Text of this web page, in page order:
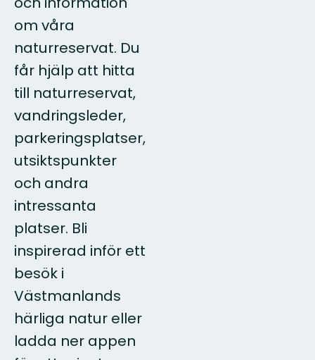
om våra
naturreservat. Du
får hjälp att hitta
till naturreservat,
vandringsleder,
parkeringsplatser,
utsiktspunkter
och andra
intressanta
platser. Bli
inspirerad inför ett
besök i
Västmanlands
härliga natur eller
ladda ner appen